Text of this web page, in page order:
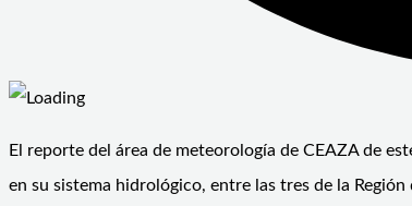
El reporte del área de meteorología de CEAZA de
en su sistema hidrológico, entre las tres de la